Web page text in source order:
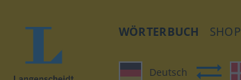
WÖRTERBUCH SHOP
Deutsch